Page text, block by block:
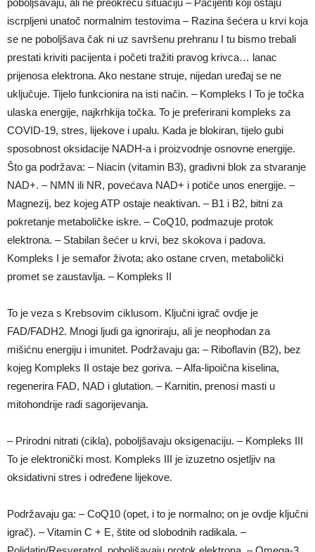
poboljšavaju, ali ne preokreću situaciju – Pacijenti koji ostaju
iscrpljeni unatoč normalnim testovima – Razina šećera u krvi koja
se ne poboljšava čak ni uz savršenu prehranu I tu bismo trebali
prestati kriviti pacijenta i početi tražiti pravog krivca… lanac
prijenosa elektrona. Ako nestane struje, nijedan uređaj se ne
uključuje. Tijelo funkcionira na isti način. – Kompleks I To je točka
ulaska energije, najkrhkija točka. To je preferirani kompleks za
COVID-19, stres, lijekove i upalu. Kada je blokiran, tijelo gubi
sposobnost oksidacije NADH-a i proizvodnje osnovne energije.
Što ga podržava: – Niacin (vitamin B3), gradivni blok za stvaranje
NAD+. – NMN ili NR, povećava NAD+ i potiče unos energije. –
Magnezij, bez kojeg ATP ostaje neaktivan. – B1 i B2, bitni za
pokretanje metaboličke iskre. – CoQ10, podmazuje protok
elektrona. – Stabilan šećer u krvi, bez skokova i padova.
Kompleks I je semafor života; ako ostane crven, metabolički
promet se zaustavlja. – Kompleks II
To je veza s Krebsovim ciklusom. Ključni igrač ovdje je
FAD/FADH2. Mnogi ljudi ga ignoriraju, ali je neophodan za
mišićnu energiju i imunitet. Podržavaju ga: – Riboflavin (B2), bez
kojeg Kompleks II ostaje bez goriva. – Alfa-lipoična kiselina,
regenerira FAD, NAD i glutation. – Karnitin, prenosi masti u
mitohondrije radi sagorijevanja.
– Prirodni nitrati (cikla), poboljšavaju oksigenaciju. – Kompleks III
To je elektronički most. Kompleks III je izuzetno osjetljiv na
oksidativni stres i određene lijekove.
Podržavaju ga: – CoQ10 (opet, i to je normalno; on je ovdje ključni
igrač). – Vitamin C + E, štite od slobodnih radikala. –